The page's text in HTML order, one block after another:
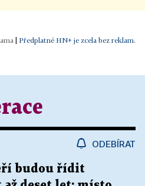
Předplatné HN+ je zcela bez reklam.
ODEBÍRAT
budou řídit